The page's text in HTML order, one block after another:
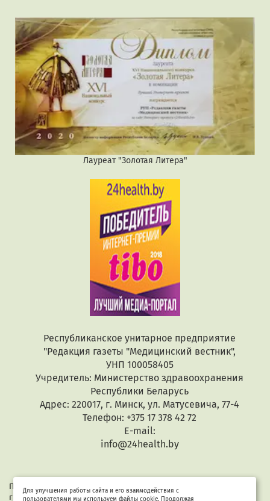
Лауреат "Золотая Литера"
Республиканское унитарное предприятие
"Редакция газеты "Медицинский вестник",
УНП 100058405
Учредитель: Министерство здравоохранения
Республики Беларусь
Адрес: 220017, г. Минск, ул. Матусевича, 77-4
Телефон: +375 17 378 42 72
E-mail:
info@24health.by
При копировании или цитировании текстов активная
гиперссылка обязательна. Все материалы защищены законом
Для улучшения работы сайта и его взаимодействия с
пользователями мы используем файлы cookie. Продолжая